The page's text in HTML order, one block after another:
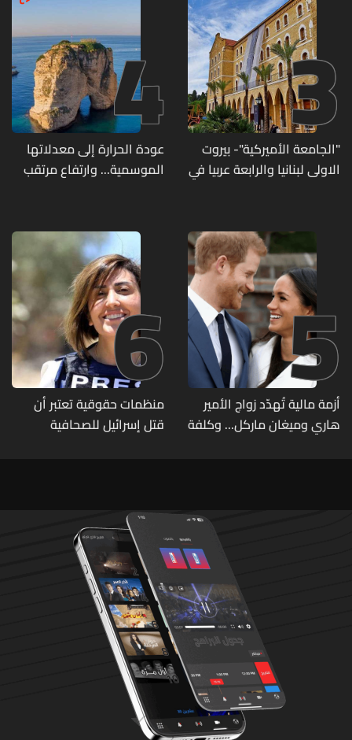
3
"الجامعة الأميركية"- بيروت
الاولى لبنانيا والرابعة عربيا في
4
عودة الحرارة إلى معدلاتها
الموسمية... وارتفاع مرتقب
5
أزمة مالية تُهدّد زواج الأمير
هاري وميغان ماركل... وكلفة
6
منظمات حقوقية تعتبر أن
قتل إسرائيل للصحافية